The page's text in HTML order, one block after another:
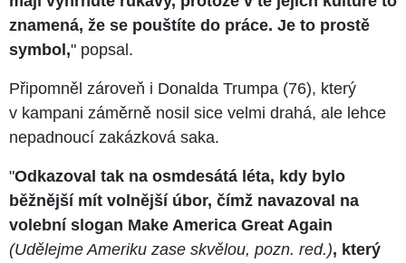
znamená, že se pouštíte do práce. Je to prostě
symbol," popsal.
Připomněl zároveň i Donalda Trumpa (76), který
v kampani záměrně nosil sice velmi drahá, ale lehce
nepadnoucí zakázková saka.
"Odkazoval tak na osmdesátá léta, kdy bylo
běžnější mít volnější úbor, čímž navazoval na
volební slogan Make America Great Again
(Udělejme Ameriku zase skvělou, pozn. red.), který